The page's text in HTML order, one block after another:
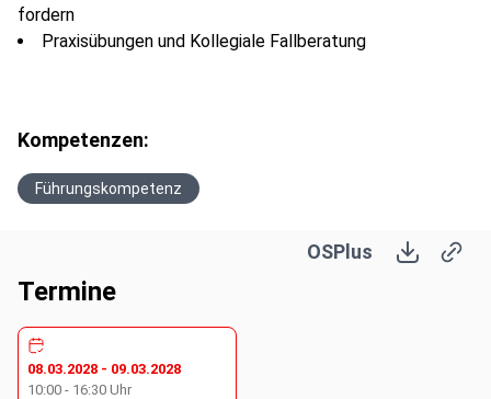
fordern
Praxisübungen und Kollegiale Fallberatung
Kompetenzen:
Führungskompetenz
OSPlus
Termine
08.03.2028 - 09.03.2028
10:00 - 16:30 Uhr